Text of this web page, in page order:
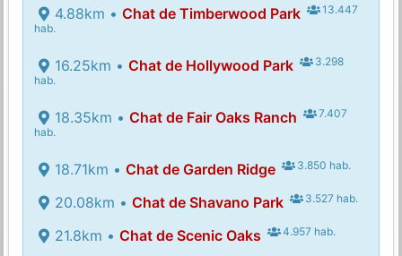
4.88km • Chat de Timberwood Park
13.447
hab.
16.25km • Chat de Hollywood Park
3.298
hab.
18.35km • Chat de Fair Oaks Ranch
7.407
hab.
18.71km • Chat de Garden Ridge 3.850 hab.
20.08km • Chat de Shavano Park 3.527 hab.
21.8km • Chat de Scenic Oaks 4.957 hab.